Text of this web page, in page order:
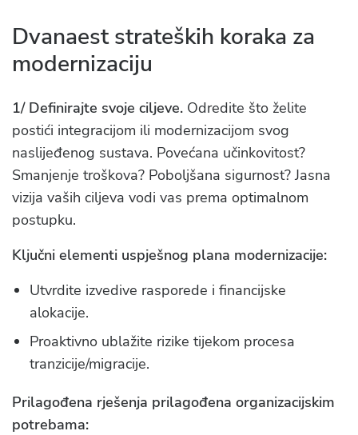
Dvanaest strateških koraka za
modernizaciju
1/ Definirajte svoje ciljeve. Odredite što želite
postići integracijom ili modernizacijom svog
naslijeđenog sustava. Povećana učinkovitost?
Smanjenje troškova? Poboljšana sigurnost? Jasna
vizija vaših ciljeva vodi vas prema optimalnom
postupku.
Ključni elementi uspješnog plana modernizacije:
Utvrdite izvedive rasporede i financijske
alokacije.
Proaktivno ublažite rizike tijekom procesa
tranzicije/migracije.
Prilagođena rješenja prilagođena organizacijskim
potrebama: